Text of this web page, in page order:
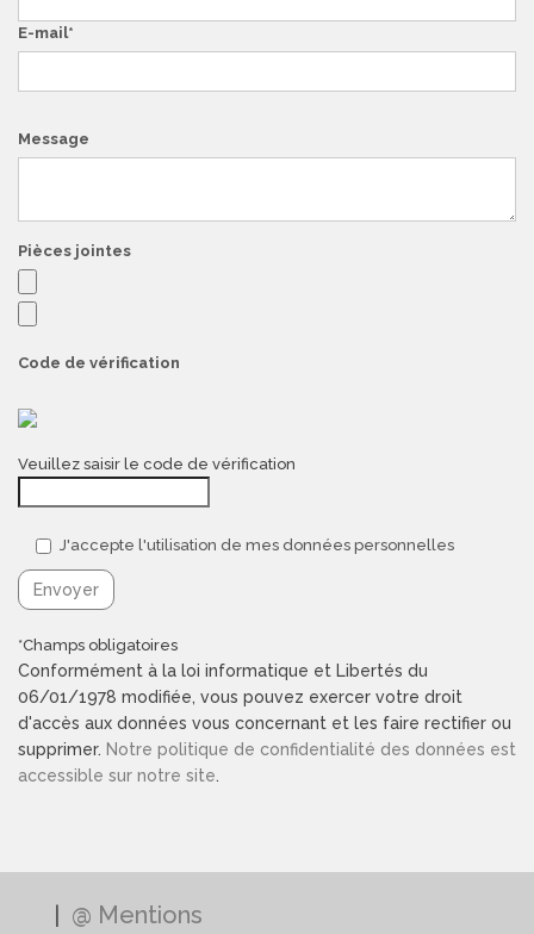
E-mail
Message
Pièces jointes
Code de vérification
Veuillez saisir le code de vérification
J'accepte l'utilisation de mes données personnelles
*Champs obligatoires
Conformément à la loi informatique et Libertés du
06/01/1978 modifiée, vous pouvez exercer votre droit
d'accès aux données vous concernant et les faire rectifier ou
supprimer. Notre politique de confidentialité des données est
accessible sur notre site.
@ Mentions